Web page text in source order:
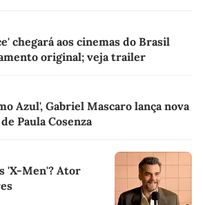
chegará aos cinemas do Brasil
original; veja trailer
Azul', Gabriel Mascaro lança nova
Paula Cosenza
'X-Men'? Ator